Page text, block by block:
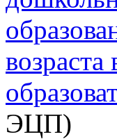
ЭЦП)